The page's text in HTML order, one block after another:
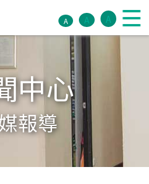
A A A
中心
報導